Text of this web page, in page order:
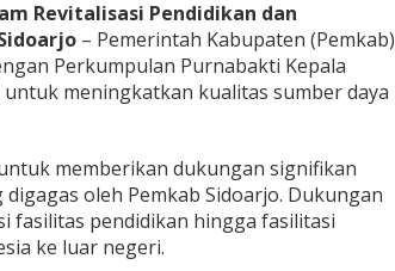
Revitalisasi Pendidikan dan
– Pemerintah Kabupaten (Pemkab)
Perkumpulan Purnabakti Kepala
meningkatkan kualitas sumber daya
memberikan dukungan signifikan
oleh Pemkab Sidoarjo. Dukungan
fasilitas pendidikan hingga fasilitasi
ke luar negeri.